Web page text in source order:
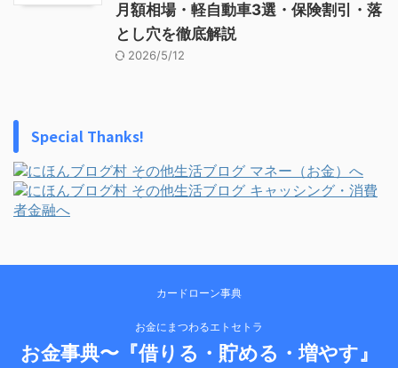
月額相場・軽自動車3選・保険割引・落
とし穴を徹底解説
2026/5/12
Special Thanks!
カードローン事典
お金にまつわるエトセトラ
お金事典〜『借りる・貯める・増やす』